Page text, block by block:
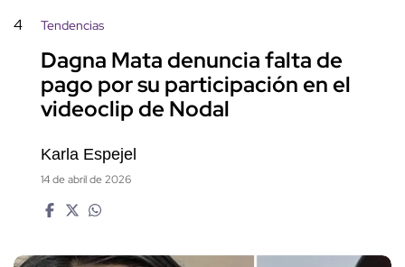
4 Tendencias
Dagna Mata denuncia falta de
pago por su participación en el
videoclip de Nodal
Karla Espejel
14 de abril de 2026